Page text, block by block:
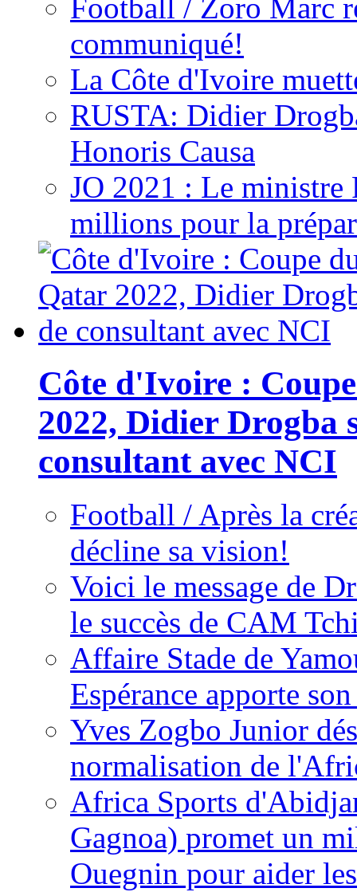
Football / Zoro Marc
communiqué!
La Côte d'Ivoire
RUSTA: Didier
Honoris Causa
JO 2021 : Le ministre
millions pour la
Côte d'Ivoire :
2022, Didier Drogba
consultant avec NCI
Football / Après la
décline sa vision!
Voici le message de
le succès de CAM
Affaire Stade de
Espérance apporte
Yves Zogbo Junior
normalisation de
Africa Sports
Gagnoa) promet un
Ouegnin pour aider